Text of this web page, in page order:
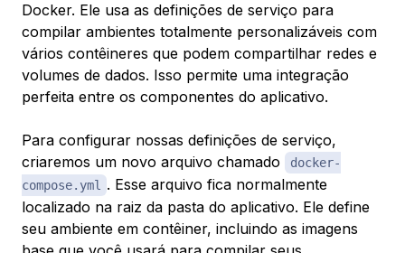
Docker. Ele usa as definições de serviço para
compilar ambientes totalmente personalizáveis com
vários contêineres que podem compartilhar redes e
volumes de dados. Isso permite uma integração
perfeita entre os componentes do aplicativo.
Para configurar nossas definições de serviço,
criaremos um novo arquivo chamado
docker-
compose.yml . Esse arquivo fica normalmente
localizado na raiz da pasta do aplicativo. Ele define
seu ambiente em contêiner, incluindo as imagens